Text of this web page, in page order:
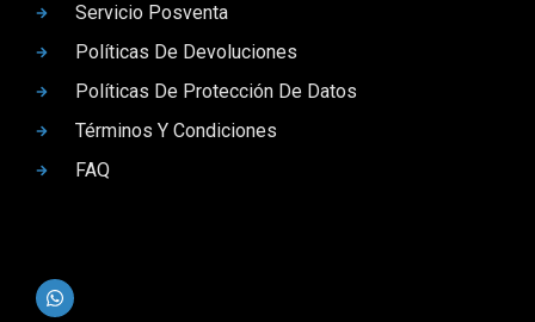
Servicio Posventa
Políticas De Devoluciones
Políticas De Protección De Datos
Términos Y Condiciones
FAQ